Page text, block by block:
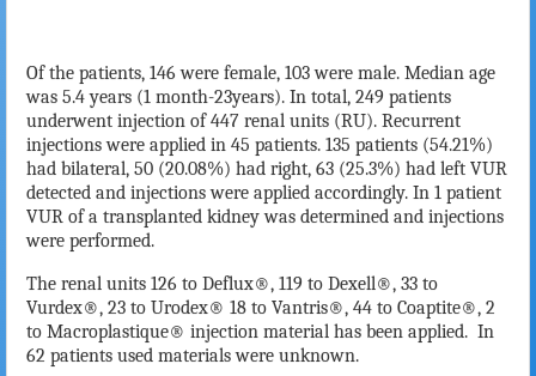
Of the patients, 146 were female, 103 were male. Median age
was 5.4 years (1 month-23years). In total, 249 patients
underwent injection of 447 renal units (RU). Recurrent
injections were applied in 45 patients. 135 patients (54.21%)
had bilateral, 50 (20.08%) had right, 63 (25.3%) had left VUR
detected and injections were applied accordingly. In 1 patient
VUR of a transplanted kidney was determined and injections
were performed.
The renal units 126 to Deflux®, 119 to Dexell®, 33 to
Vurdex®, 23 to Urodex® 18 to Vantris®, 44 to Coaptite®, 2
to Macroplastique® injection material has been applied. In
62 patients used materials were unknown.